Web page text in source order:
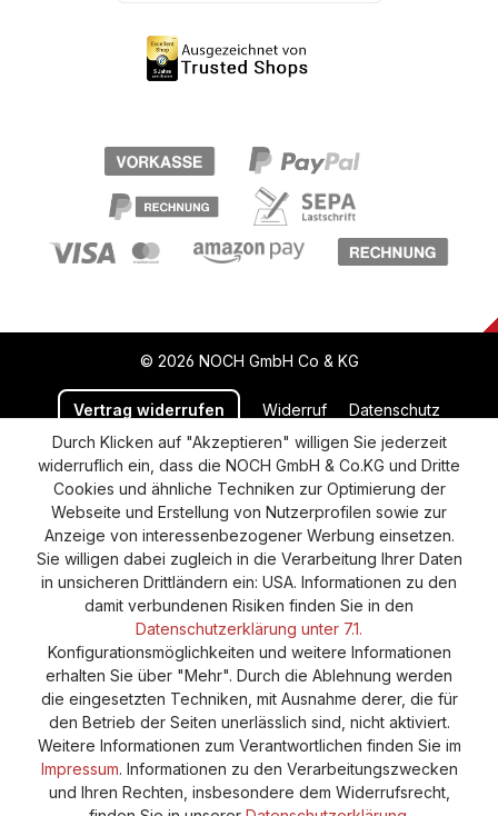
© 2026 NOCH GmbH Co & KG
Vertrag widerrufen Widerruf Datenschutz
Versand und Zahlung AGB
Impressum
Cookie-Einstellungen
Barrierefreiheitserklärung
Durch Klicken auf "Akzeptieren" willigen Sie jederzeit
widerruflich ein, dass die NOCH GmbH & Co.KG und Dritte
Cookies und ähnliche Techniken zur Optimierung der
Webseite und Erstellung von Nutzerprofilen sowie zur
Anzeige von interessenbezogener Werbung einsetzen.
Sie willigen dabei zugleich in die Verarbeitung Ihrer Daten
in unsicheren Drittländern ein: USA. Informationen zu den
damit verbundenen Risiken finden Sie in den
Datenschutzerklärung unter 7.1.
Konfigurationsmöglichkeiten und weitere Informationen
erhalten Sie über "Mehr". Durch die Ablehnung werden
die eingesetzten Techniken, mit Ausnahme derer, die für
den Betrieb der Seiten unerlässlich sind, nicht aktiviert.
Weitere Informationen zum Verantwortlichen finden Sie im
Impressum. Informationen zu den Verarbeitungszwecken
und Ihren Rechten, insbesondere dem Widerrufsrecht,